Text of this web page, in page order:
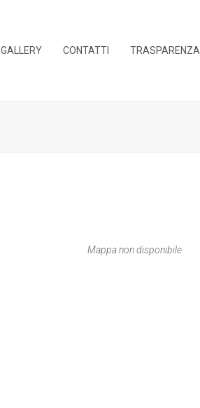
GALLERY CONTATTI TRASPARENZA
Mappa non disponibile